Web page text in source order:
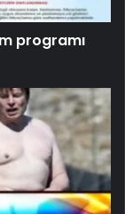
programı